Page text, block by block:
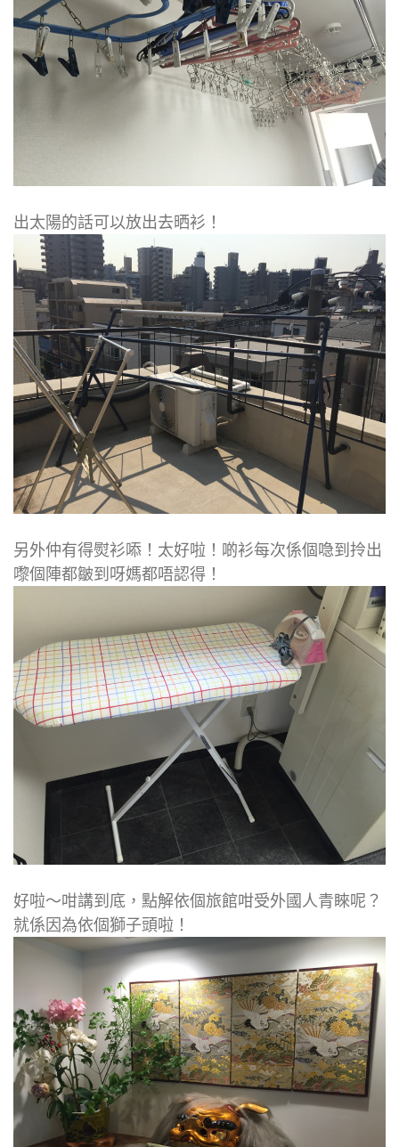
出太陽的話可以放出去晒衫！
另外仲有得熨衫㖭！太好啦！啲衫每次係個喼到拎出
嚟個陣都皺到呀媽都唔認得！
好啦～咁講到底，點解依個旅館咁受外國人青睞呢？
就係因為依個獅子頭啦！